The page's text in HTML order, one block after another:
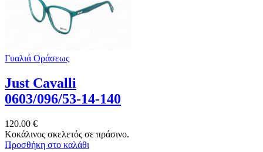
Γυαλιά Οράσεως
Just Cavalli
0603/096/53-14-140
120.00 €
Κοκάλινος σκελετός σε πράσινο.
Προσθήκη στο καλάθι